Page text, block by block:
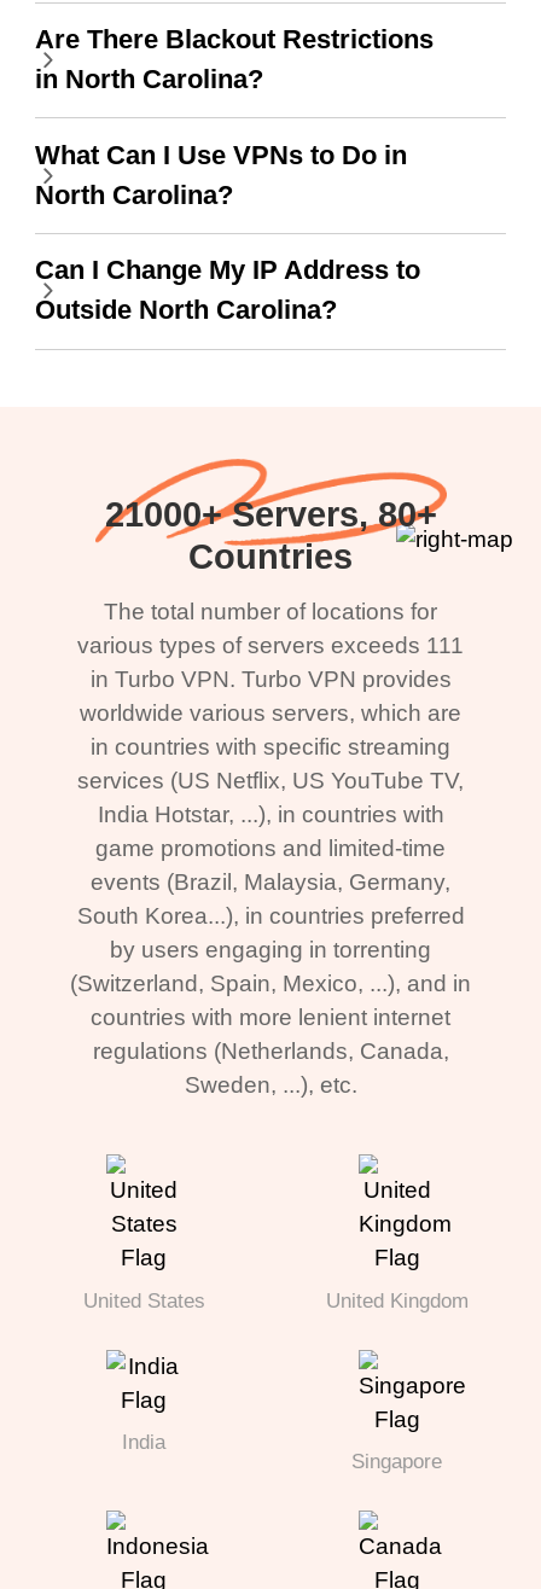
Are There Blackout Restrictions
in North Carolina?
What Can I Use VPNs to Do in
North Carolina?
Can I Change My IP Address to
Outside North Carolina?
21000+ Servers, 80+
Countries
The total number of locations for
various types of servers exceeds 111
in Turbo VPN. Turbo VPN provides
worldwide various servers, which are
in countries with specific streaming
services (US Netflix, US YouTube TV,
India Hotstar, ...), in countries with
game promotions and limited-time
events (Brazil, Malaysia, Germany,
South Korea...), in countries preferred
by users engaging in torrenting
(Switzerland, Spain, Mexico, ...), and in
countries with more lenient internet
regulations (Netherlands, Canada,
Sweden, ...), etc.
United States United Kingdom
India
Singapore